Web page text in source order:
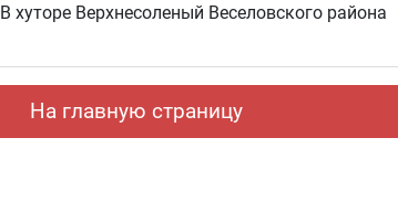
Верхнесоленый Веселовского района
На главную страницу